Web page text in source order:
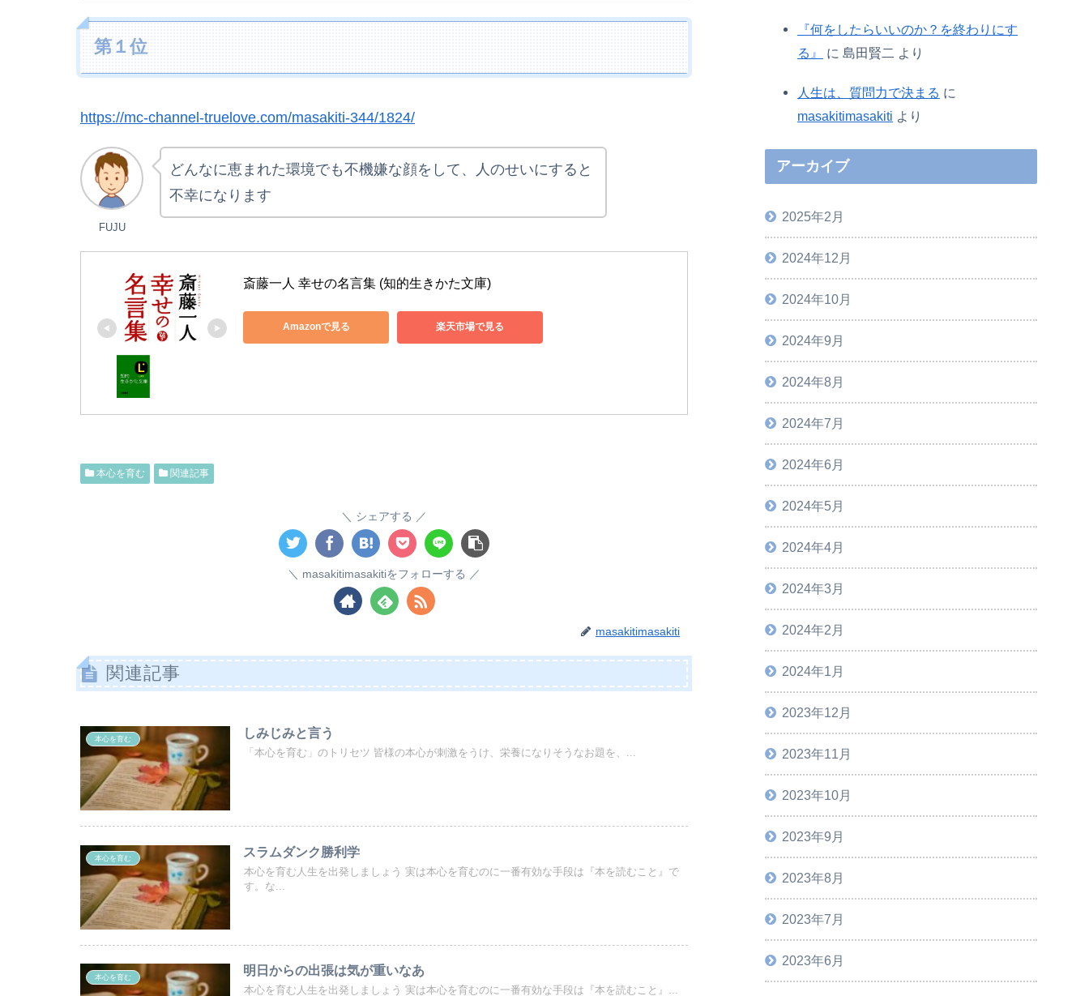
第１位
https://mc-channel-truelove.com/masakiti-344/1824/
FUJU
どんなに恵まれた環境でも不機嫌な顔をして、人のせいにすると
不幸になります
斎藤一人 幸せの名言集 (知的生きかた文庫)
Amazonで見る 楽天市場で見る
本心を育む 関連記事
シェアする
masakitimasakitiをフォローする
masakitimasakiti
関連記事
本心を育む しみじみと言う
「本心を育む」のトリセツ 皆様の本心が刺激をうけ、栄養になりそうなお題を、...
本心を育む スラムダンク勝利学
本心を育む人生を出発しましょう 実は本心を育むのに一番有効な手段は『本を読むこと』で
す。な...
本心を育む 明日からの出張は気が重いなあ
本心を育む人生を出発しましょう 実は本心を育むのに一番有効な手段は『本を読むこと』...
『何をしたらいいのか？を終わりにす
る』
に 島田賢二 より
人生は、質問力で決まる に
masakitimasakiti より
アーカイブ
2025年2月
2024年12月
2024年10月
2024年9月
2024年8月
2024年7月
2024年6月
2024年5月
2024年4月
2024年3月
2024年2月
2024年1月
2023年12月
2023年11月
2023年10月
2023年9月
2023年8月
2023年7月
2023年6月